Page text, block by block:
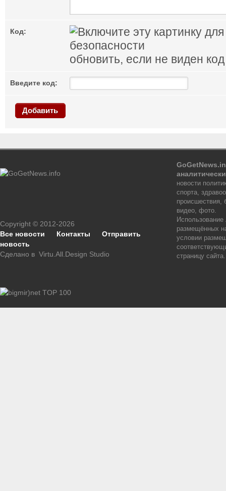
Код:
обновить, если не виден код
Введите код:
Добавить
Copyright © 2012-2026
Все новости
Контакты
Отправить
новость
Сделано в Virtu.All.Design Studio
новости
спорта,
происшествия,
видео, фото.
размещённых
условии
страницу сайта.